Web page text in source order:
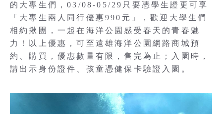
的大專生們，03/08-05/29只要憑學生證更可享
「大專生兩人同行優惠990元」，歡迎大學生們
相約揪團，一起在海洋公園感受春天的青春魅
力！以上優惠，可至遠雄海洋公園網路商城預
約、購買，優惠數量有限，售完為止；入園時，
請出示身份證件、孩童憑健保卡驗證入園。